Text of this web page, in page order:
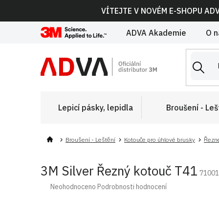
obsah
VÍTEJTE V NOVÉM E-SHOPU
ADVA Akademie O
Lepicí pásky, lepidla Broušení -
Broušení - Leštění Kotouče pro úhlové brusky
3M Silver Řezný kotouč T41
Průměrné
Neohodnoceno Podrobnosti hodnocení